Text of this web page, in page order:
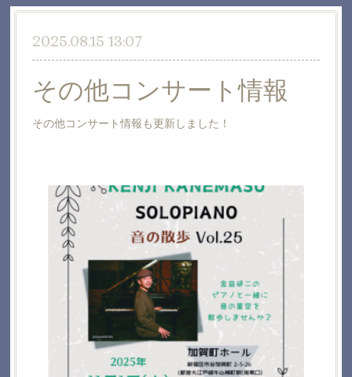
2025.08.15 13:07
その他コンサート情報
その他コンサート情報も更新しました！